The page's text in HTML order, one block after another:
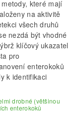
které mají
na aktivitě
všech druhů
nezdá být vhodné
klíčový ukazatel
pro
enterokoků
k identifikaci
drobné (většinou
enterokoků